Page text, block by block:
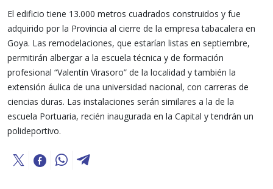
El edificio tiene 13.000 metros cuadrados construidos y fue
adquirido por la Provincia al cierre de la empresa tabacalera en
Goya. Las remodelaciones, que estarían listas en septiembre,
permitirán albergar a la escuela técnica y de formación
profesional “Valentín Virasoro” de la localidad y también la
extensión áulica de una universidad nacional, con carreras de
ciencias duras. Las instalaciones serán similares a la de la
escuela Portuaria, recién inaugurada en la Capital y tendrán un
polideportivo.